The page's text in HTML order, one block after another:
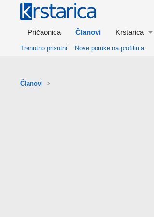
Pričaonica Članovi Krstarica
Trenutno prisutni Nove poruke na profilima
Članovi